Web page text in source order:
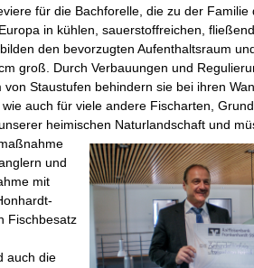
für die Bachforelle, die zu der Familie
in kühlen, sauerstoffreichen,
den bevorzugten Aufenthaltsraum
groß. Durch Verbauungen und
Staustufen behindern sie bei ihren
auch für viele andere Fischarten,
heimischen Naturlandschaft und
und
mit
Fischbesatz
auch die